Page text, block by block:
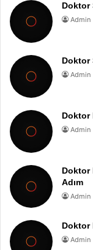
Doktor
Admin
Doktor
Admin
Doktor
Admin
Doktor
Adım
Admin
Doktor
Admin